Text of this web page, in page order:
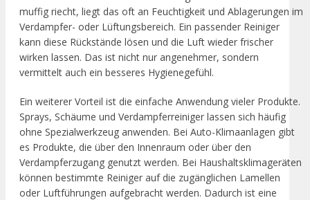
muffig riecht, liegt das oft an Feuchtigkeit und Ablagerungen im
Verdampfer- oder Lüftungsbereich. Ein passender Reiniger
kann diese Rückstände lösen und die Luft wieder frischer
wirken lassen. Das ist nicht nur angenehmer, sondern
vermittelt auch ein besseres Hygienegefühl.
Ein weiterer Vorteil ist die einfache Anwendung vieler Produkte.
Sprays, Schäume und Verdampferreiniger lassen sich häufig
ohne Spezialwerkzeug anwenden. Bei Auto-Klimaanlagen gibt
es Produkte, die über den Innenraum oder über den
Verdampferzugang genutzt werden. Bei Haushaltsklimageräten
können bestimmte Reiniger auf die zugänglichen Lamellen
oder Luftführungen aufgebracht werden. Dadurch ist eine